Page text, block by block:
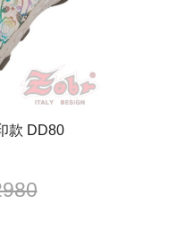
款 DD80